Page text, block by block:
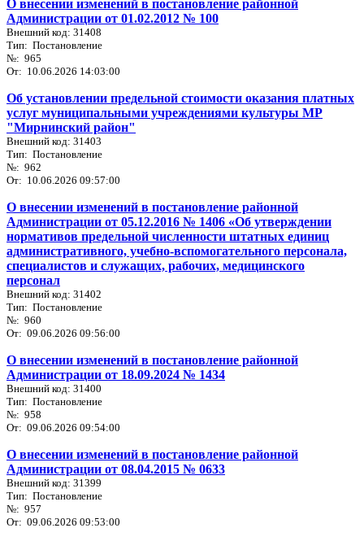
О внесении изменений в постановление районной
Администрации от 01.02.2012 № 100
Внешний код: 31408
Тип: Постановление
№: 965
От: 10.06.2026 14:03:00
Об установлении предельной стоимости оказания платных
услуг муниципальными учреждениями культуры МР
"Мирнинский район"
Внешний код: 31403
Тип: Постановление
№: 962
От: 10.06.2026 09:57:00
О внесении изменений в постановление районной
Администрации от 05.12.2016 № 1406 «Об утверждении
нормативов предельной численности штатных единиц
административного, учебно-вспомогательного персонала,
специалистов и служащих, рабочих, медицинского
персонал
Внешний код: 31402
Тип: Постановление
№: 960
От: 09.06.2026 09:56:00
О внесении изменений в постановление районной
Администрации от 18.09.2024 № 1434
Внешний код: 31400
Тип: Постановление
№: 958
От: 09.06.2026 09:54:00
О внесении изменений в постановление районной
Администрации от 08.04.2015 № 0633
Внешний код: 31399
Тип: Постановление
№: 957
От: 09.06.2026 09:53:00